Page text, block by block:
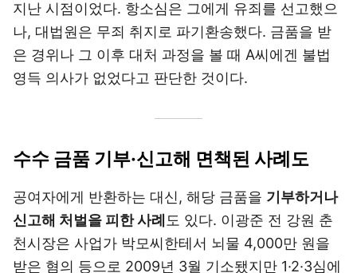
지난 시점이었다. 항소심은 그에게 유죄를 선고했으
나, 대법원은 무죄 취지로 파기환송했다. 금품을 받
은 경위나 그 이후 대처 과정을 볼 때 A씨에겐 불법
영득 의사가 없었다고 판단한 것이다.
수수 금품 기부·신고해 면책된 사례도
공여자에게 반환하는 대신, 해당 금품을 기부하거나
신고해 처벌을 피한 사례 도 있다. 이광준 전 강원 춘
천시장은 사업가 박모씨한테서 뇌물 4,000만 원을
받은 혐의 등으로 2009년 3월 기소됐지만 1·2·3심에